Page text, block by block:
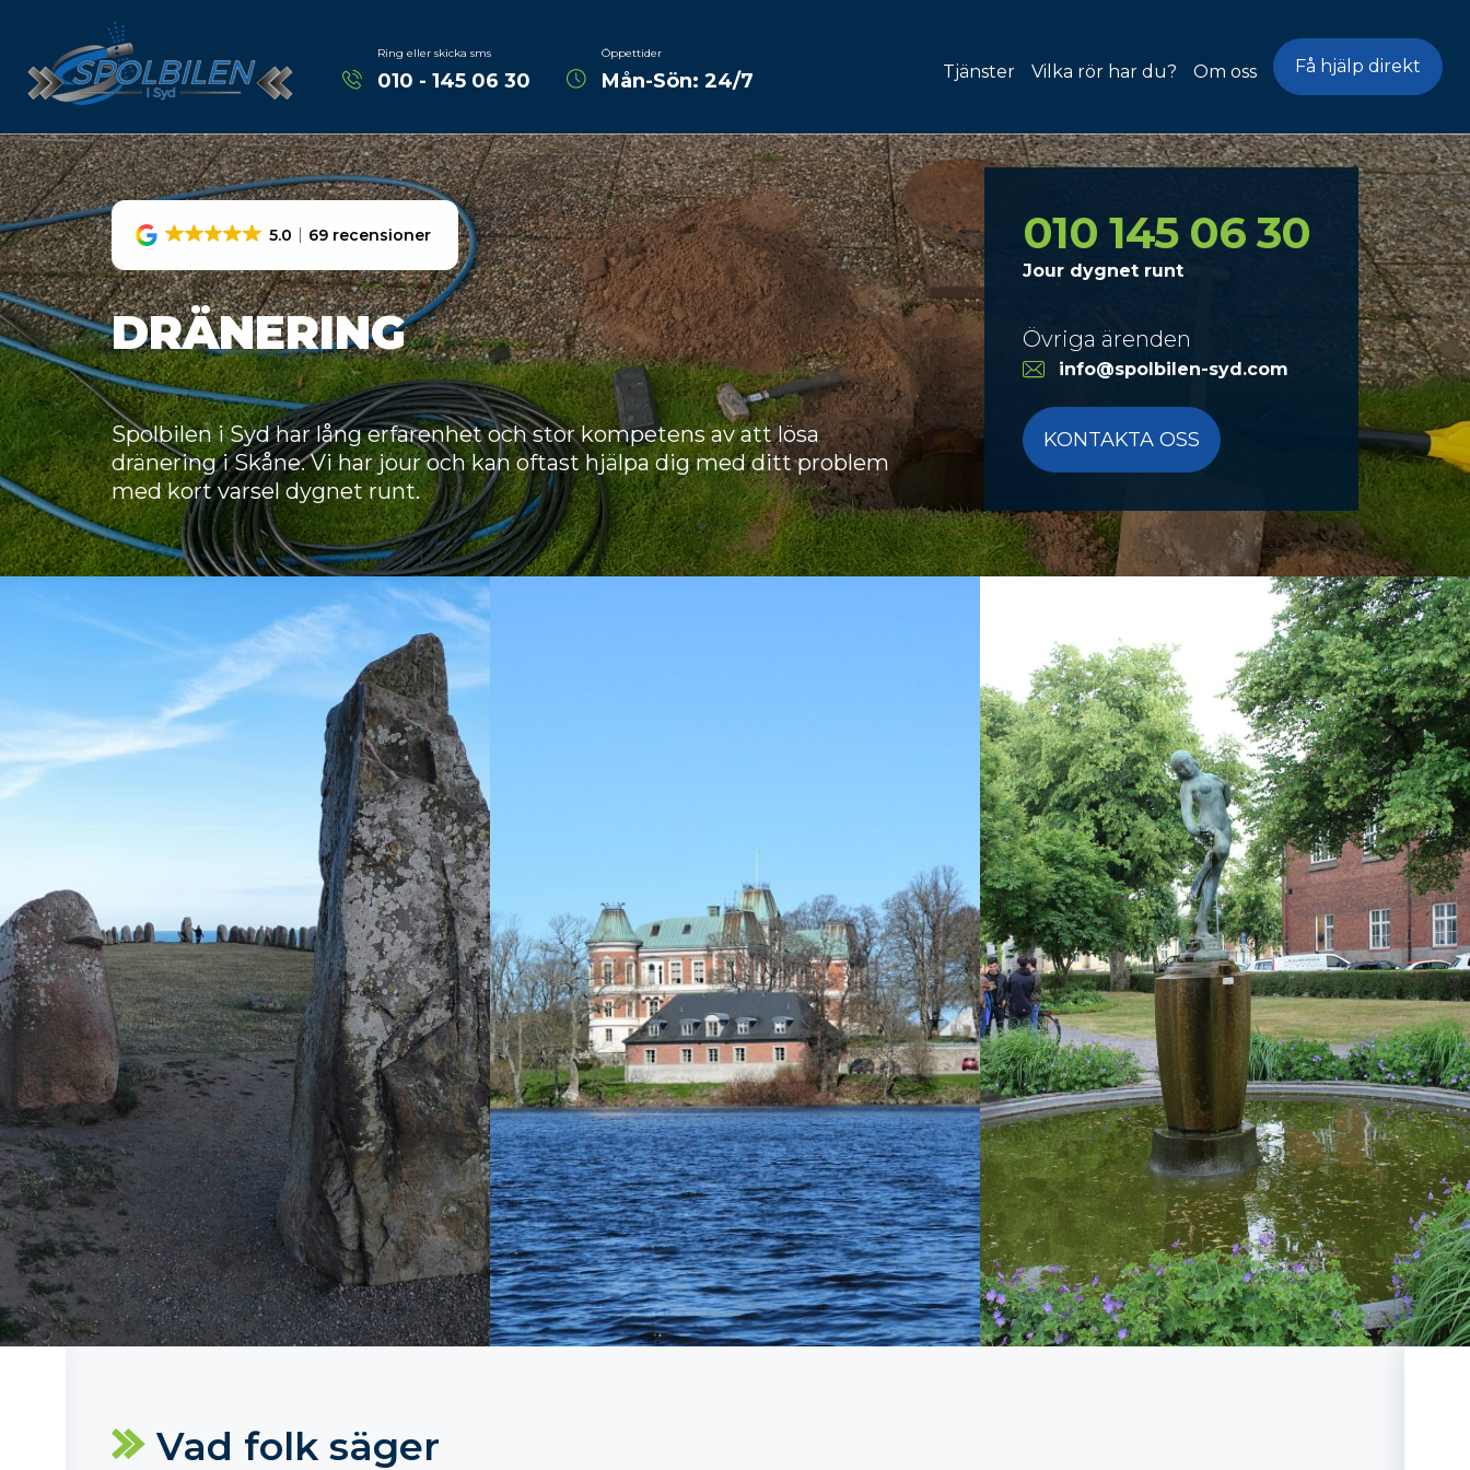
Ring eller skicka sms
010 - 145 06 30
Öppettider
Mån-Sön: 24/7 Tjänster
Avloppsproblem
Spolning &
fräsning
Dränering
Relining
Råttproblem
TV-inspektion
Rotskärning
Vilka rör har du? Om oss Få hjälp direkt
5.0 69 recensioner
DRÄNERING
Spolbilen i Syd har lång erfarenhet och stor kompetens av att lösa
dränering i Skåne. Vi har jour och kan oftast hjälpa dig med ditt problem
med kort varsel dygnet runt.
010 145 06 30
Jour dygnet runt
Övriga ärenden
info@spolbilen-syd.com
KONTAKTA OSS
Vad folk säger